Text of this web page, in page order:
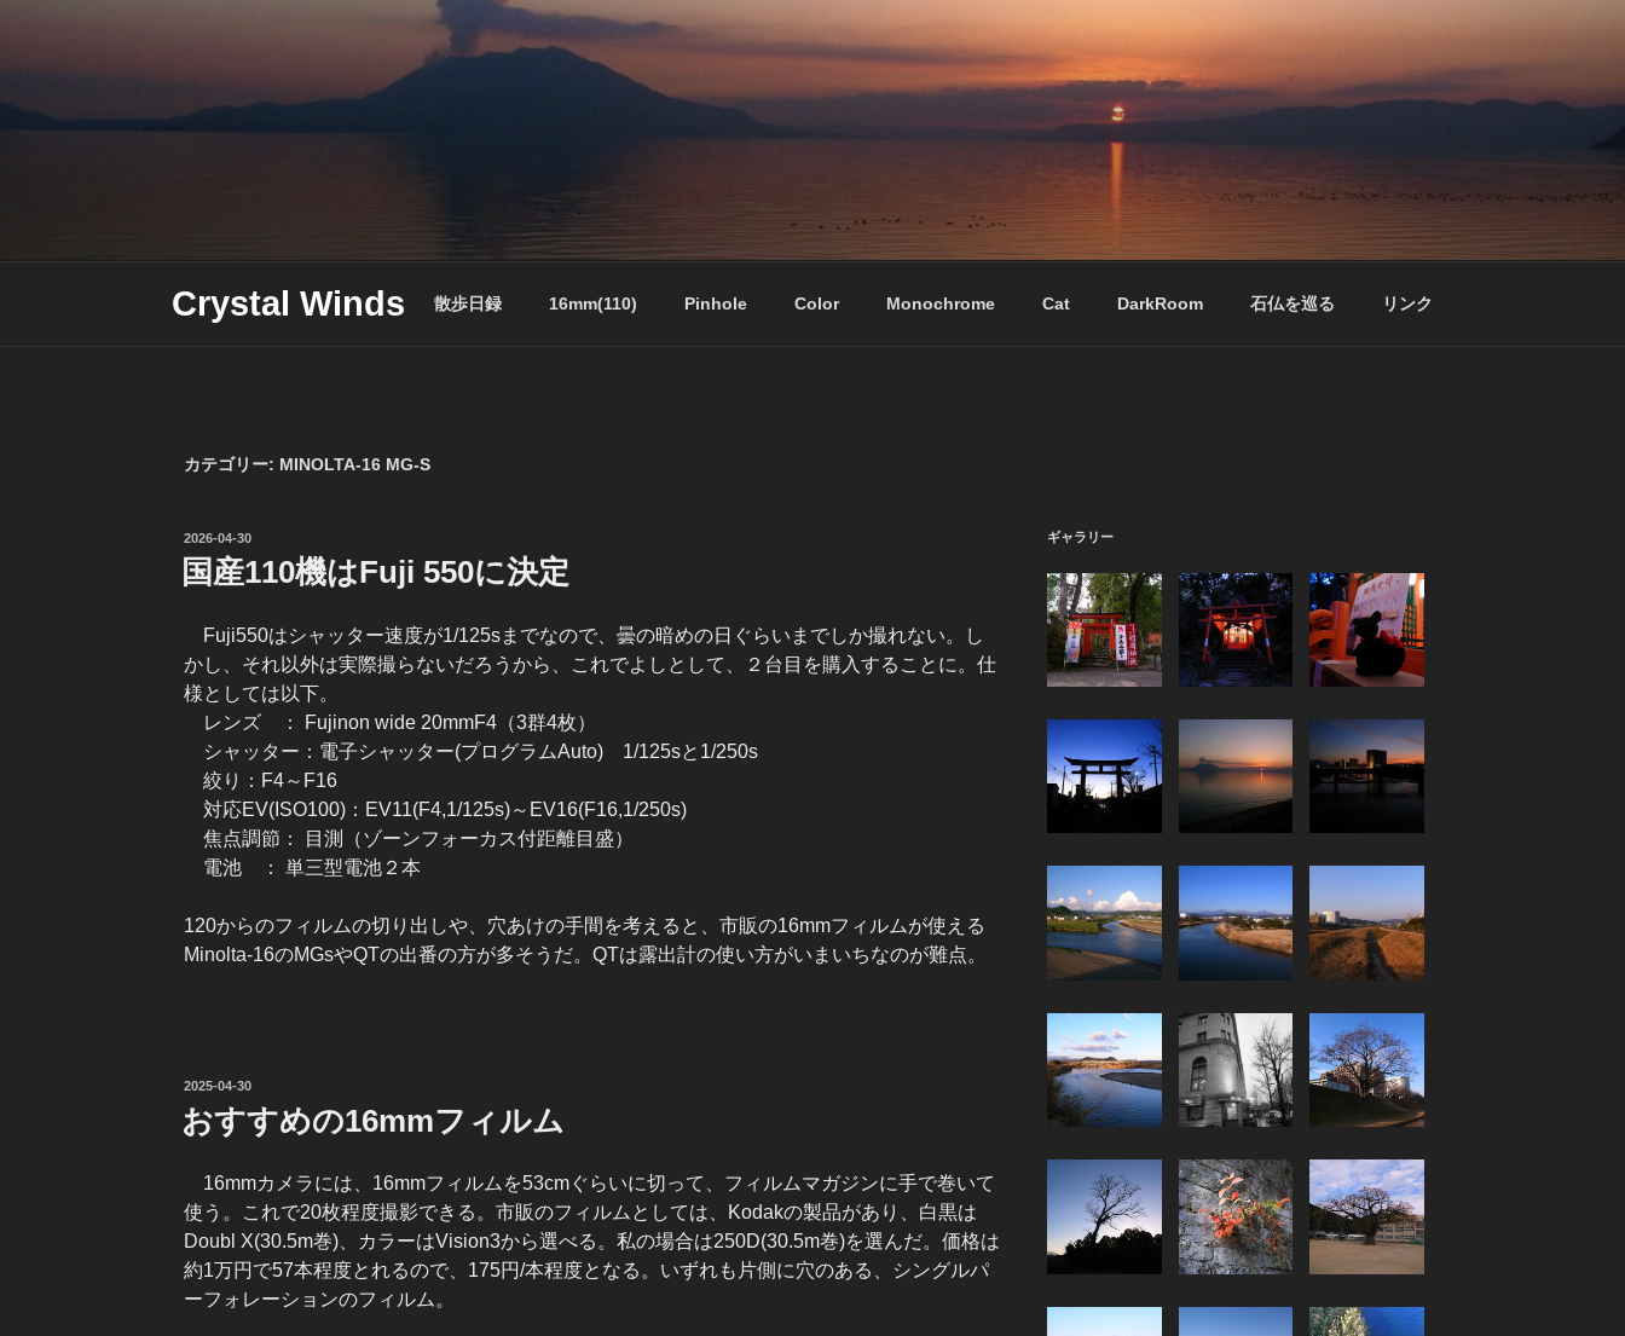
content
Crystal Winds 散歩日録 16mm(110) Pinhole Color Monochrome Cat DarkRoom 石仏を巡る リンク
カテゴリー: MINOLTA-16 MG-S
投
稿
日:
2026-04-30
国産110機はFuji 550に決定
Fuji550はシャッター速度が1/125sまでなので、曇の暗めの日ぐらいまでしか撮れない。し
かし、それ以外は実際撮らないだろうから、これでよしとして、２台目を購入することに。仕
様としては以下。
レンズ ： Fujinon wide 20mmF4（3群4枚）
シャッター：電子シャッター(プログラムAuto) 1/125sと1/250s
絞り：F4～F16
対応EV(ISO100)：EV11(F4,1/125s)～EV16(F16,1/250s)
焦点調節： 目測（ゾーンフォーカス付距離目盛）
電池 ： 単三型電池２本
120からのフィルムの切り出しや、穴あけの手間を考えると、市販の16mmフィルムが使える
Minolta-16のMGsやQTの出番の方が多そうだ。QTは露出計の使い方がいまいちなのが難点。
投
日:
2025-04-30
おすすめの16mmフィルム
16mmカメラには、16mmフィルムを53cmぐらいに切って、フィルムマガジンに手で巻いて
使う。これで20枚程度撮影できる。市販のフィルムとしては、Kodakの製品があり、白黒は
Doubl X(30.5m巻)、カラーはVision3から選べる。私の場合は250D(30.5m巻)を選んだ。価格は
約1万円で57本程度とれるので、175円/本程度となる。いずれも片側に穴のある、シングルパ
ーフォレーションのフィルム。
ギャラリー